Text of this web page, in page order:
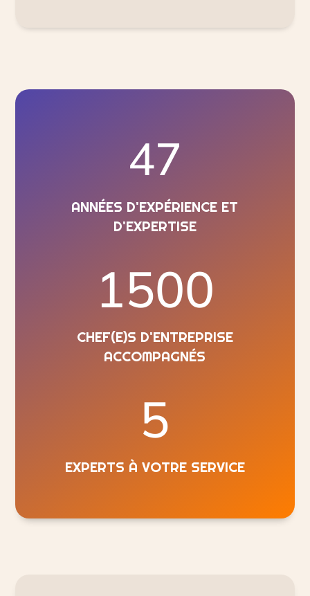
47
ANNÉES D'EXPÉRIENCE ET
D'EXPERTISE
1500
CHEF(E)S D'ENTREPRISE
ACCOMPAGNÉS
5
EXPERTS À VOTRE SERVICE